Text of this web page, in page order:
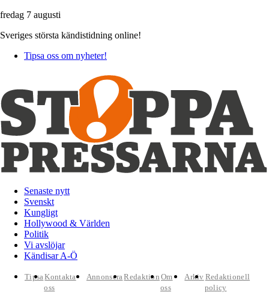
fredag 7 augusti
Sveriges största kändistidning online!
Tipsa oss om nyheter!
Senaste nytt
Svenskt
Kungligt
Hollywood & Världen
Politik
Vi avslöjar
Kändisar A-Ö
TipsaKontakta
oss
AnnonseraRedaktion Om
oss
Arkiv Redaktionell
policy